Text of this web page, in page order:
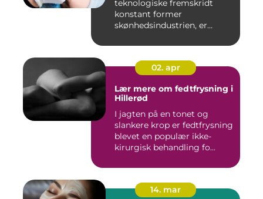
teknologiske fremskridt
konstant former
skønhedsindustrien, er
02. apr
Lær mere om fedtfrysning i
Hillerød
I jagten på en tonet og
slankere krop er fedtfrysning
blevet en populær ikke-
kirurgisk behandling fo...
14. mar